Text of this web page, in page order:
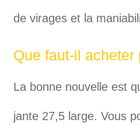
de virages et la
Que faut-il acheter
La bonne nouvelle est
jante 27,5 large. Vous